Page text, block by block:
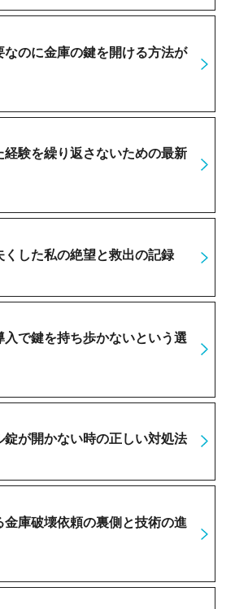
なのに金庫の鍵を開ける方法が
経験を繰り返さないための最新
くした私の絶望と救出の記録
入で鍵を持ち歩かないという選
錠が開かない時の正しい対処法
金庫破壊依頼の裏側と技術の進